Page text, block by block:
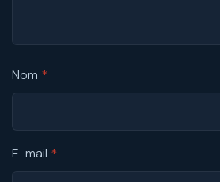
Nom *
E-mail *